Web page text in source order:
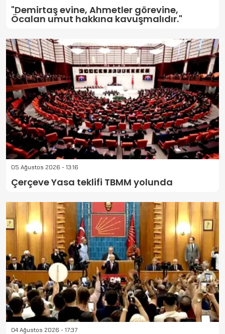
"Demirtaş evine, Ahmetler görevine,
Öcalan umut hakkına kavuşmalıdır."
05 Ağustos 2026 - 13:16
Çerçeve Yasa teklifi TBMM yolunda
04 Ağustos 2026 - 17:37